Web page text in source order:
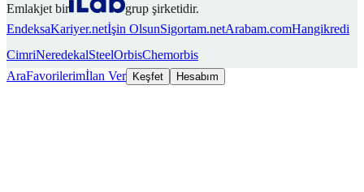
Emlakjet bir
grup şirketidir.
EndeksaKariyer.netİşin OlsunSigortam.netArabam.comHangikredi
CimriNeredekalSteelOrbisChemorbis
AraFavorilerimİlan Ver Keşfet Hesabım